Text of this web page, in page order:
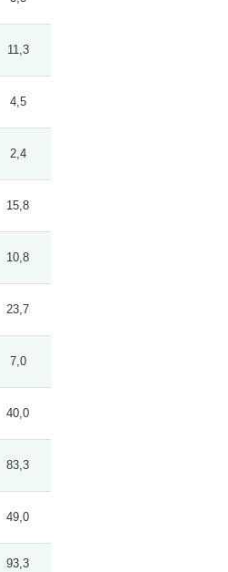
11,3
4,5
2,4
15,8
10,8
23,7
7,0
40,0
83,3
49,0
93,3